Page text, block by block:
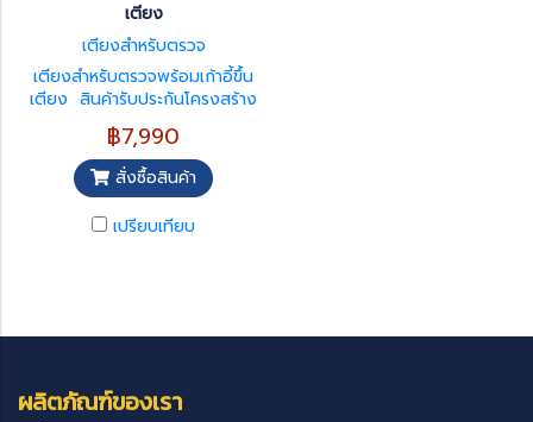
เตียง
เตียงสำหรับตรวจ
เตียงสำหรับตรวจพร้อมเก้าอี้ขึ้น
เตียง สินค้ารับประกันโครงสร้าง
1 ปี มีศูนย์ซ่อมบริการพร้อมให้คำ
ปรึกษาวิธีการใช้งาน จัดส่งสินค้า
ฟรีขนส่งเอกชน
฿7,990
สั่งซื้อสินค้า
เปรียบเทียบ
ผลิตภัณฑ์ของเรา